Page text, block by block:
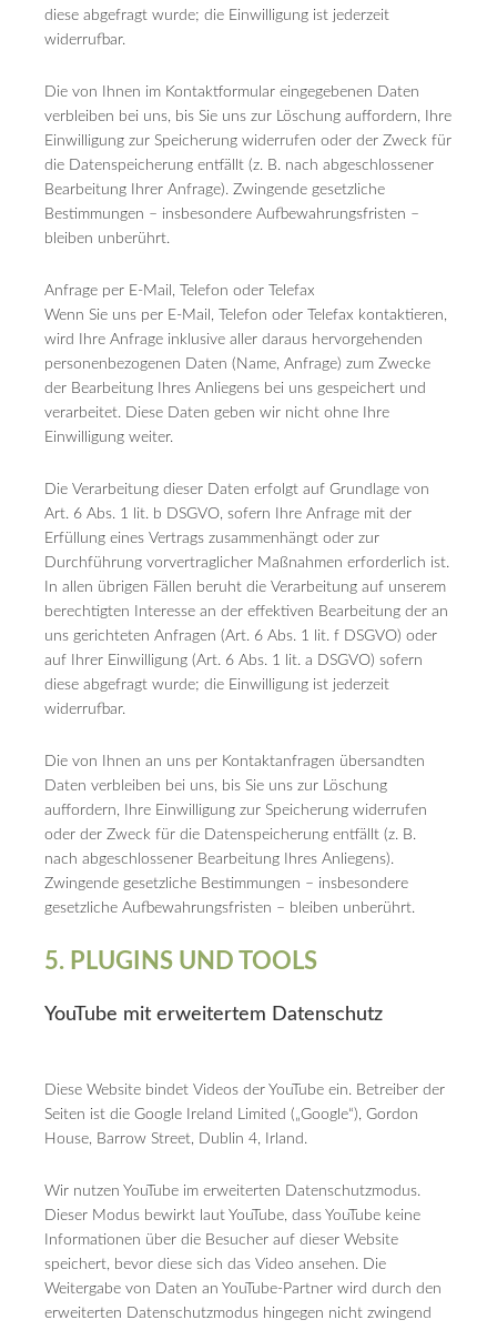
diese abgefragt wurde; die Einwilligung ist jederzeit
widerrufbar.
Die von Ihnen im Kontaktformular eingegebenen Daten
verbleiben bei uns, bis Sie uns zur Löschung auffordern, Ihre
Einwilligung zur Speicherung widerrufen oder der Zweck für
die Datenspeicherung entfällt (z. B. nach abgeschlossener
Bearbeitung Ihrer Anfrage). Zwingende gesetzliche
Bestimmungen – insbesondere Aufbewahrungsfristen –
bleiben unberührt.
Anfrage per E-Mail, Telefon oder Telefax
Wenn Sie uns per E-Mail, Telefon oder Telefax kontaktieren,
wird Ihre Anfrage inklusive aller daraus hervorgehenden
personenbezogenen Daten (Name, Anfrage) zum Zwecke
der Bearbeitung Ihres Anliegens bei uns gespeichert und
verarbeitet. Diese Daten geben wir nicht ohne Ihre
Einwilligung weiter.
Die Verarbeitung dieser Daten erfolgt auf Grundlage von
Art. 6 Abs. 1 lit. b DSGVO, sofern Ihre Anfrage mit der
Erfüllung eines Vertrags zusammenhängt oder zur
Durchführung vorvertraglicher Maßnahmen erforderlich ist.
In allen übrigen Fällen beruht die Verarbeitung auf unserem
berechtigten Interesse an der effektiven Bearbeitung der an
uns gerichteten Anfragen (Art. 6 Abs. 1 lit. f DSGVO) oder
auf Ihrer Einwilligung (Art. 6 Abs. 1 lit. a DSGVO) sofern
diese abgefragt wurde; die Einwilligung ist jederzeit
widerrufbar.
Die von Ihnen an uns per Kontaktanfragen übersandten
Daten verbleiben bei uns, bis Sie uns zur Löschung
auffordern, Ihre Einwilligung zur Speicherung widerrufen
oder der Zweck für die Datenspeicherung entfällt (z. B.
nach abgeschlossener Bearbeitung Ihres Anliegens).
Zwingende gesetzliche Bestimmungen – insbesondere
gesetzliche Aufbewahrungsfristen – bleiben unberührt.
5. PLUGINS UND TOOLS
YouTube mit erweitertem Datenschutz
Diese Website bindet Videos der YouTube ein. Betreiber der
Seiten ist die Google Ireland Limited („Google“), Gordon
House, Barrow Street, Dublin 4, Irland.
Wir nutzen YouTube im erweiterten Datenschutzmodus.
Dieser Modus bewirkt laut YouTube, dass YouTube keine
Informationen über die Besucher auf dieser Website
speichert, bevor diese sich das Video ansehen. Die
Weitergabe von Daten an YouTube-Partner wird durch den
erweiterten Datenschutzmodus hingegen nicht zwingend